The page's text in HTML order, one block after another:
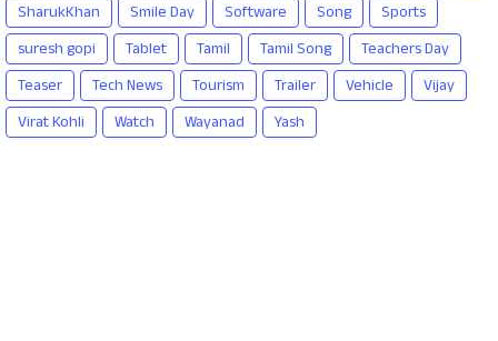
SharukKhan
Smile Day Software Song
Sports
suresh gopi
Tablet Tamil Tamil Song
Teachers Day
Teaser
Tech News Tourism Trailer Vehicle
Vijay
Virat Kohli
Watch Wayanad Yash